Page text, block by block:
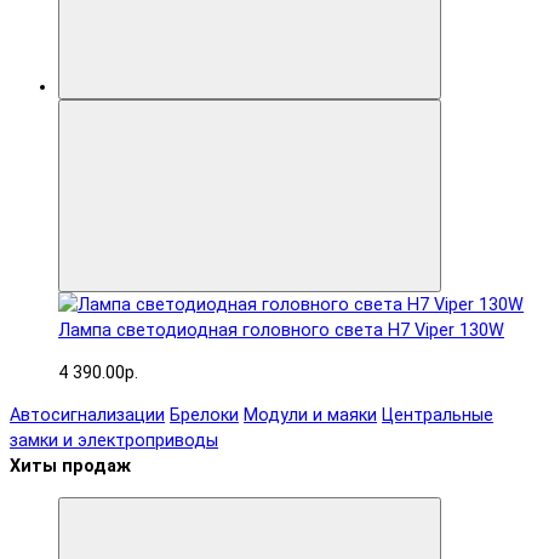
Лампа светодиодная головного света H7 Viper 130W
4 390.00р.
Автосигнализации Брелоки Модули и маяки Центральные
замки и электроприводы
Хиты продаж